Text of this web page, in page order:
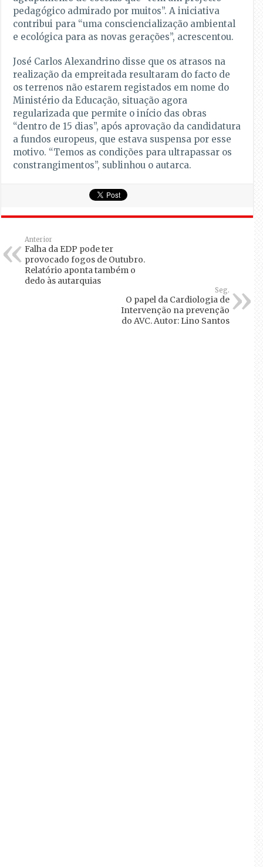
pedagógico admirado por muitos”. A iniciativa
contribui para “uma consciencialização ambiental
e ecológica para as novas gerações”, acrescentou.
José Carlos Alexandrino disse que os atrasos na
realização da empreitada resultaram do facto de
os terrenos não estarem registados em nome do
Ministério da Educação, situação agora
regularizada que permite o início das obras
“dentro de 15 dias”, após aprovação da candidatura
a fundos europeus, que estava suspensa por esse
motivo. “Temos as condições para ultrapassar os
constrangimentos”, sublinhou o autarca.
Anterior
Falha da EDP pode ter
provocado fogos de Outubro.
Relatório aponta também o
dedo às autarquias
Seg.
O papel da Cardiologia de
Intervenção na prevenção
do AVC. Autor: Lino Santos